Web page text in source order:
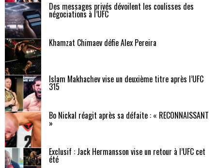
Des messages privés dévoilent les coulisses des
négociations à l’UFC
Khamzat Chimaev défie Alex Pereira
Islam Makhachev vise un deuxième titre après l’UFC
315
Bo Nickal réagit après sa défaite : « RECONNAISSANT
»
Exclusif : Jack Hermansson vise un retour à l’UFC cet
été